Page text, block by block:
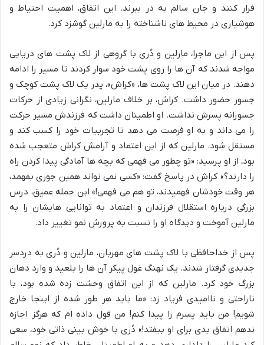
فرار کنند و جان سالم به در ببرند. این اتفاق، اهمیت احتیاط و
هوشیاری در محیط های ناشناخته را به مارلین گوشزد کرد.
پس از این ماجرا، مارلین و دُری با گروهی از لاک پشت های دریایی
مواجه شدند که آن ها را روی پشت خود سوار کردند تا مسیر را ادامه
دهند. در میان این لاک پشت ها، «کراش»، پدر یک لاک پشت کوچک و
جسور حضور داشت. کراش، بر خلاف مارلین، نگرانی زیادی از حرکات
جسورانه پسرش نداشت. او اطمینان داشت که فرزندش مسیر حرکت
را می داند و به او فرصت می دهد تا تجربیات خود را کسب کند و
مستقل شود. مارلین که از این اعتماد و آرامش کراش متعجب شده
بود، از او پرسید: «تو چطور می فهمی که بچه ها آمادگی پیدا کردن راه
را دارند؟» کراش در پاسخ گفت: «کسی نمی تواند همین جوری بفهمد،
هر وقت خودشان فهمیدند، تو هم می فهمی!» این جمله عمیق، درس
بزرگی درباره استقلال فرزندان و اعتماد به توانایی هایشان را به
مارلین آموخت و دیدگاه او را نسبت به پرورش نمو تغییر داد.
پس از خداحافظی با لاک پشت های مهربان، مارلین و دُری به دردسر
جدیدی گرفتار شدند. یک نهنگ غول پیکر آن ها را بلعید و وارد دهان
بزرگ خود کرد. مارلین که از این اتفاق وحشت زده شده بود، با
ناراحتی و ناامیدی فریاد زد: «ما باید هر طور شده از اینجا خارج
شویم! من باید پسرم را پیدا کنم! من قول داده ام که هرگز اجازه
ندهم اتفاق بدی برای او بیفتد!» دُری با خوش بینی ذاتی خود، سعی